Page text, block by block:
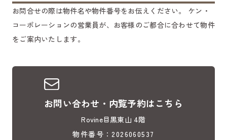
お問合せの際は物件名や物件番号をお伝えください。
ケン・
コーポレーションの営業員が、お客様のご都合に合わせて物件
をご案内いたします。
お問い合わせ・内覧予約はこちら
Rovine目黒東山 4階
物件番号：2026060537